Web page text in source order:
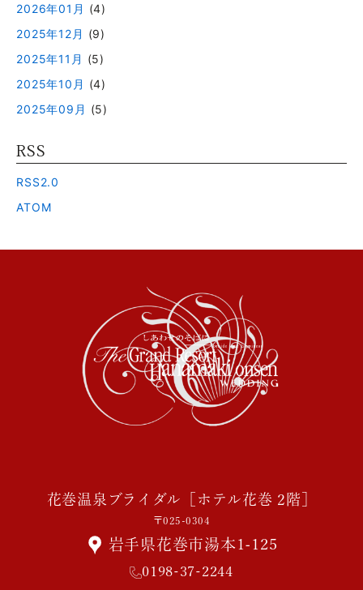
2026年01月 (4)
2025年12月 (9)
2025年11月 (5)
2025年10月 (4)
2025年09月 (5)
RSS
RSS2.0
ATOM
花巻温泉ブライダル［ホテル花巻 2階］
〒025-0304
岩手県花巻市湯本1-125
0198-37-2244